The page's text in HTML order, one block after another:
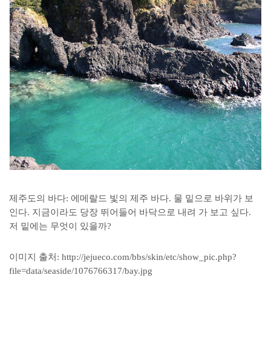
제주도의 바다: 에메랄드 빛의 제주 바다. 물 밑으로 바위가 보
인다. 지금이라도 당장 뛰어들어 바닥으로 내려 가 보고 싶다.
저 밑에는 무엇이 있을까?
이미지 출처: http://jejueco.com/bbs/skin/etc/show_pic.php?
file=data/seaside/1076766317/bay.jpg